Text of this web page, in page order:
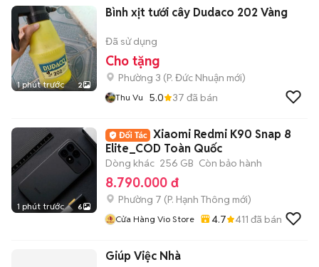
1 phút trước 2
Bình xịt tưới cây Dudaco 202 Vàng
Đã sử dụng
Cho tặng
Phường 3 (P. Đức Nhuận mới)
Thu Vu 5.0 37 đã bán
1 phút trước 6
Xiaomi Redmi K90 Snap 8
Elite_COD Toàn Quốc
Dòng khác 256 GB Còn bảo hành
8.790.000 đ
Phường 7 (P. Hạnh Thông mới)
Cửa Hàng Vio Store 4.7 411 đã bán
Giúp Việc Nhà